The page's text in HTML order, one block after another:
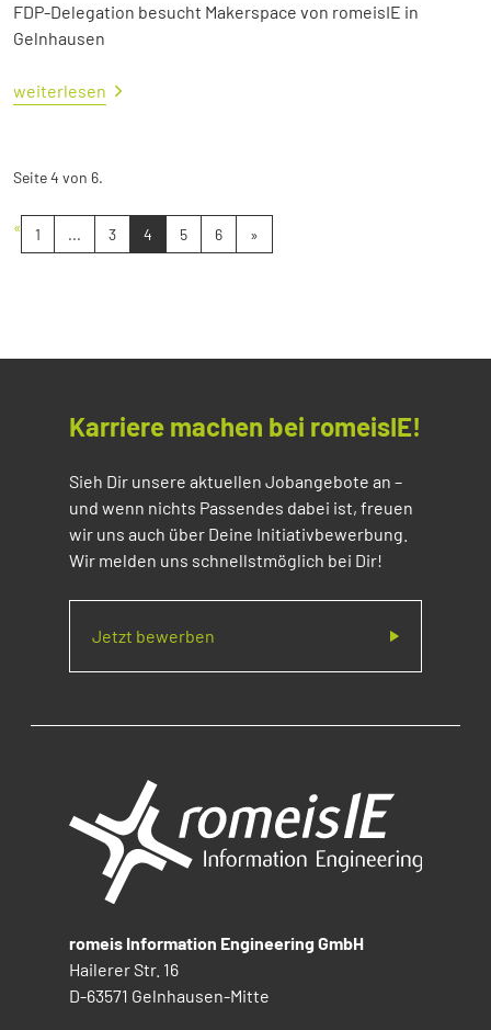
FDP-Delegation besucht Makerspace von romeisIE in
Gelnhausen
weiterlesen
Seite 4 von 6.
« 1 ... 3 4 5 6 »
Karriere machen bei romeisIE!
Sieh Dir unsere aktuellen Jobangebote an –
und wenn nichts Passendes dabei ist, freuen
wir uns auch über Deine Initiativbewerbung.
Wir melden uns schnellstmöglich bei Dir!
Jetzt bewerben
romeis Information Engineering GmbH
Hailerer Str. 16
D-63571 Gelnhausen-Mitte